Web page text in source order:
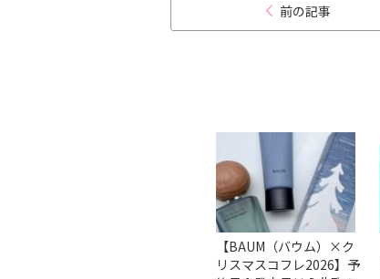
前の記事
【BAUM（バウム）×ク
リスマスコフレ2026】予